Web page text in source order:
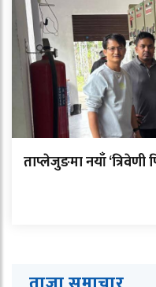
ताप्लेजुङमा नयाँ ‘त्रिवेणी